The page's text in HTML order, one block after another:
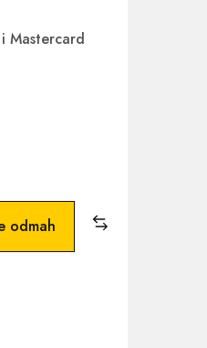
Mastercard
odmah